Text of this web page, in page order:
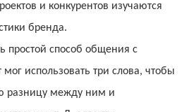
и конкурентов изучаются
бренда.
простой способ общения с
использовать три слова, чтобы
разницу между ним и